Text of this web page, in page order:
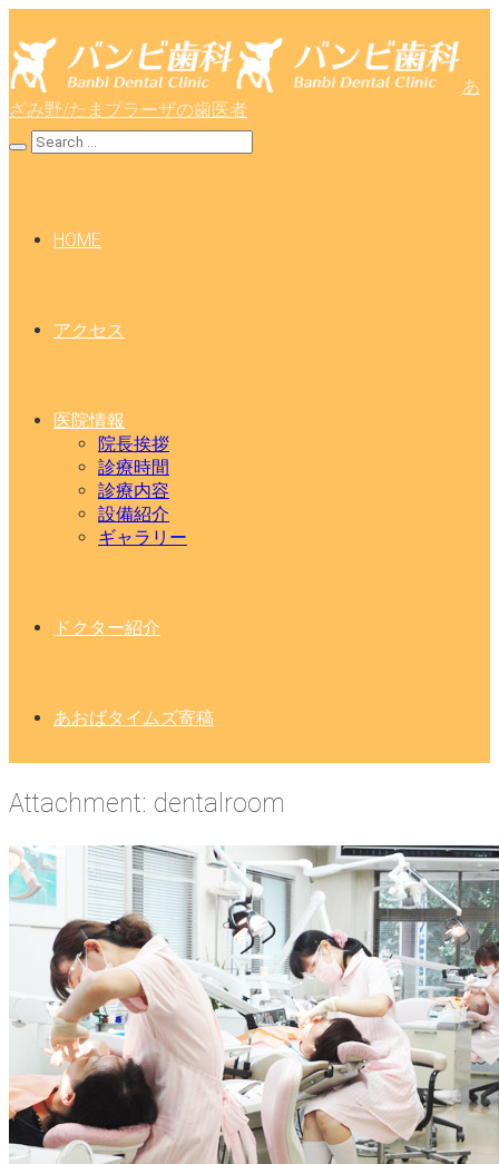
あ
ざみ野/たまプラーザの歯医者
HOME
アクセス
医院情報
院長挨拶
診療時間
診療内容
設備紹介
ギャラリー
ドクター紹介
あおばタイムズ寄稿
Attachment: dentalroom